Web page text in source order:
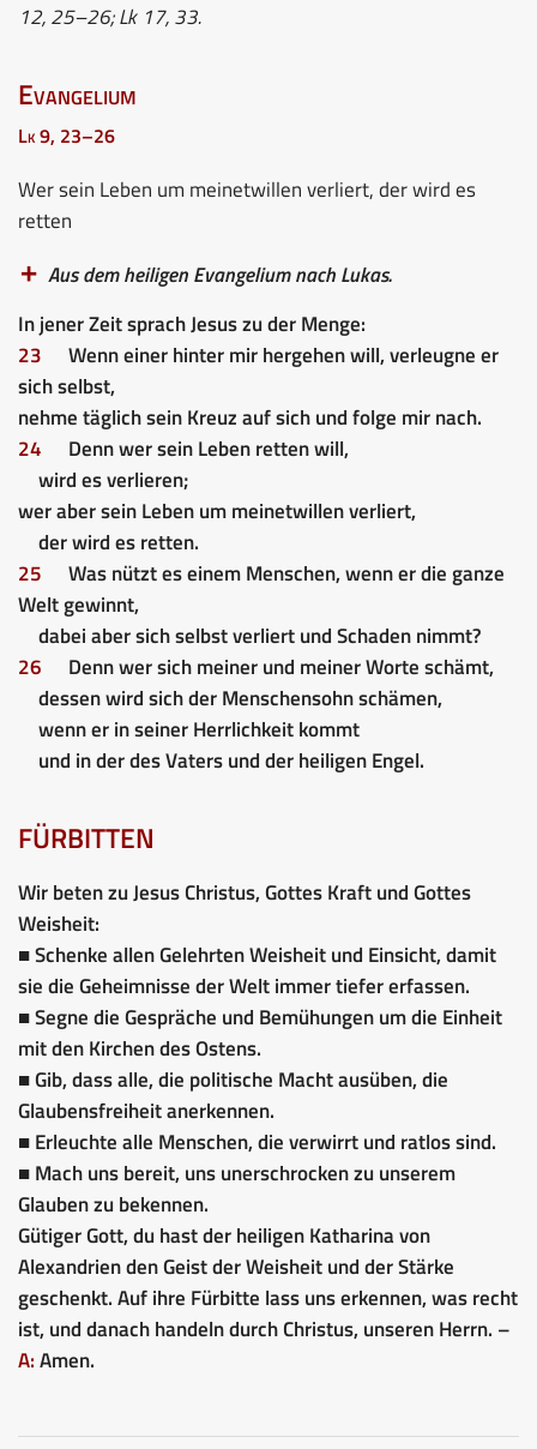
12, 25–26; Lk 17, 33.
Evangelium
Lk 9, 23–26
Wer sein Leben um meinetwillen verliert, der wird es
retten
Aus dem heiligen Evangelium nach Lukas.
In jener Zeit sprach Jesus zu der Menge:
23
Wenn einer hinter mir hergehen will, verleugne er
sich selbst,
nehme täglich sein Kreuz auf sich und folge mir nach.
24
Denn wer sein Leben retten will,
wird es verlieren;
wer aber sein Leben um meinetwillen verliert,
der wird es retten.
25
Was nützt es einem Menschen, wenn er die ganze
Welt gewinnt,
dabei aber sich selbst verliert und Schaden nimmt?
26
Denn wer sich meiner und meiner Worte schämt,
dessen wird sich der Menschensohn schämen,
wenn er in seiner Herrlichkeit kommt
und in der des Vaters und der heiligen Engel.
FÜRBITTEN
Wir beten zu Jesus Christus, Gottes Kraft und Gottes
Weisheit:
■ Schenke allen Gelehrten Weisheit und Einsicht, damit
sie die Geheimnisse der Welt immer tiefer erfassen.
■ Segne die Gespräche und Bemühungen um die Einheit
mit den Kirchen des Ostens.
■ Gib, dass alle, die politische Macht ausüben, die
Glaubensfreiheit anerkennen.
■ Erleuchte alle Menschen, die verwirrt und ratlos sind.
■ Mach uns bereit, uns unerschrocken zu unserem
Glauben zu bekennen.
Gütiger Gott, du hast der heiligen Katharina von
Alexandrien den Geist der Weisheit und der Stärke
geschenkt. Auf ihre Fürbitte lass uns erkennen, was recht
ist, und danach handeln durch Christus, unseren Herrn. –
A:Amen.